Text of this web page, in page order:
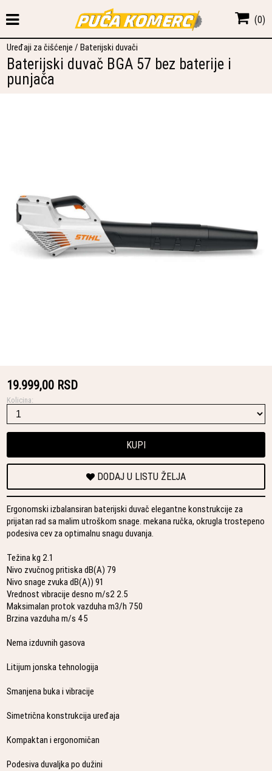
(0)
Uređaji za čišćenje /Baterijski duvači
Baterijski duvač BGA 57 bez baterije i
punjača
19.999,00 RSD
Kolicina:
KUPI
DODAJ U LISTU ŽELJA
Ergonomski izbalansiran baterijski duvač elegantne konstrukcije za
prijatan rad sa malim utroškom snage. mekana ručka, okrugla trostepeno
podesiva cev za optimalnu snagu duvanja.
Težina kg 2.1
Nivo zvučnog pritiska dB(A) 79
Nivo snage zvuka dB(A)) 91
Vrednost vibracije desno m/s2 2.5
Maksimalan protok vazduha m3/h 750
Brzina vazduha m/s 45
Nema izduvnih gasova
Litijum jonska tehnologija
Smanjena buka i vibracije
Simetrična konstrukcija uređaja
Kompaktan i ergonomičan
Podesiva duvaljka po dužini